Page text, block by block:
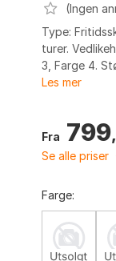
(Ingen
Type:
turer.
3, Farge 4.
Les mer
Fra 799
Se alle priser
Farge: